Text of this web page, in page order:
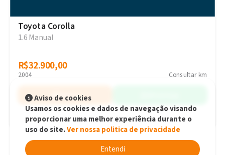
Toyota Corolla
1.6 Manual
R$32.900,00
R$32.900,00
2004 Consultar km
Simular
Joinville - SC
Aviso de cookies
Usamos os cookies e dados de navegação visando
proporcionar uma melhor experiência durante o
uso do site.Ver nossa politica de privacidade
Entendi